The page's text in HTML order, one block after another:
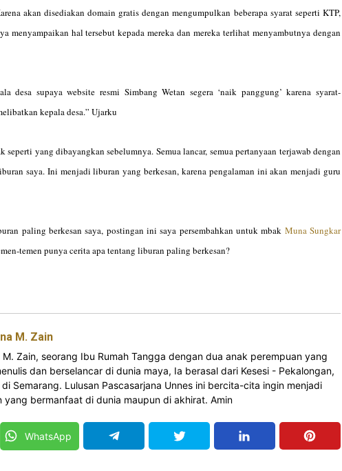
akan disediakan domain gratis dengan mengumpulkan beberapa syarat seperti KTP,
menyampaikan hal tersebut kepada mereka dan mereka terlihat menyambutnya dengan
desa supaya website resmi Simbang Wetan segera ‘naik panggung’ karena syarat-
kepala desa.” Ujarku
yang dibayangkan sebelumnya. Semua lancar, semua pertanyaan terjawab dengan
saya. Ini menjadi liburan yang berkesan, karena pengalaman ini akan menjadi guru
paling berkesan saya, postingan ini saya persembahkan untuk mbak Muna Sungkar
temen punya cerita apa tentang liburan paling berkesan?
M. Zain
M. Zain, seorang Ibu Rumah Tangga dengan dua anak perempuan yang
dan berselancar di dunia maya, Ia berasal dari Kesesi - Pekalongan,
Semarang. Lulusan Pascasarjana Unnes ini bercita-cita ingin menjadi
yang bermanfaat di dunia maupun di akhirat. Amin
WhatsApp